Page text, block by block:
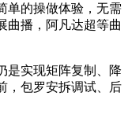
单的操做体验，无需
曲播，阿凡达超等曲
实现矩阵复制、降
，包罗安拆调试、后